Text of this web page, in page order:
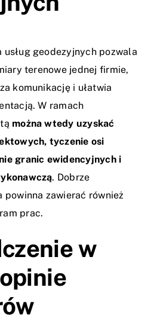
geodezyjnych pozwala
terenowe jednej firmie,
komunikację i ułatwia
W ramach
można wtedy uzyskać
tyczenie osi
granic ewidencyjnych i
. Dobrze
zawierać również
prac.
w